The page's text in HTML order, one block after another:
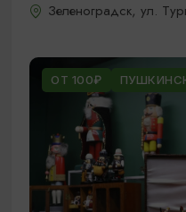
Зеленоградск, ул.
ОТ 100₽